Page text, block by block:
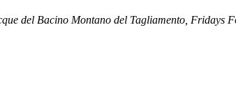
del Bacino Montano del Tagliamento, Fridays